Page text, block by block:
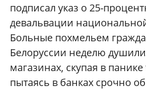
подписал указ о 25-
девальвации
Больные похмельем
Белоруссии неделю
магазинах, скупая в
пытаясь в банках срочно